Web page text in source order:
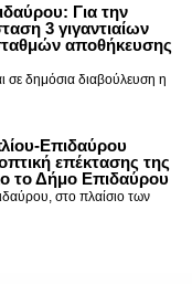
Για την
3 γιγαντιαίων
αποθήκευσης
σε δημόσια διαβούλευση η
Επιδαύρου
επέκτασης της
το Δήμο Επιδαύρου
στο πλαίσιο των